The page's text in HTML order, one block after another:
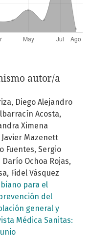
autor/a
Diego Alejandro
Acosta,
Ximena
Javier Mazenett
Fuentes, Sergio
Ochoa Rojas,
Fidel Vásquez
para el
del
general y
Médica Sanitas: